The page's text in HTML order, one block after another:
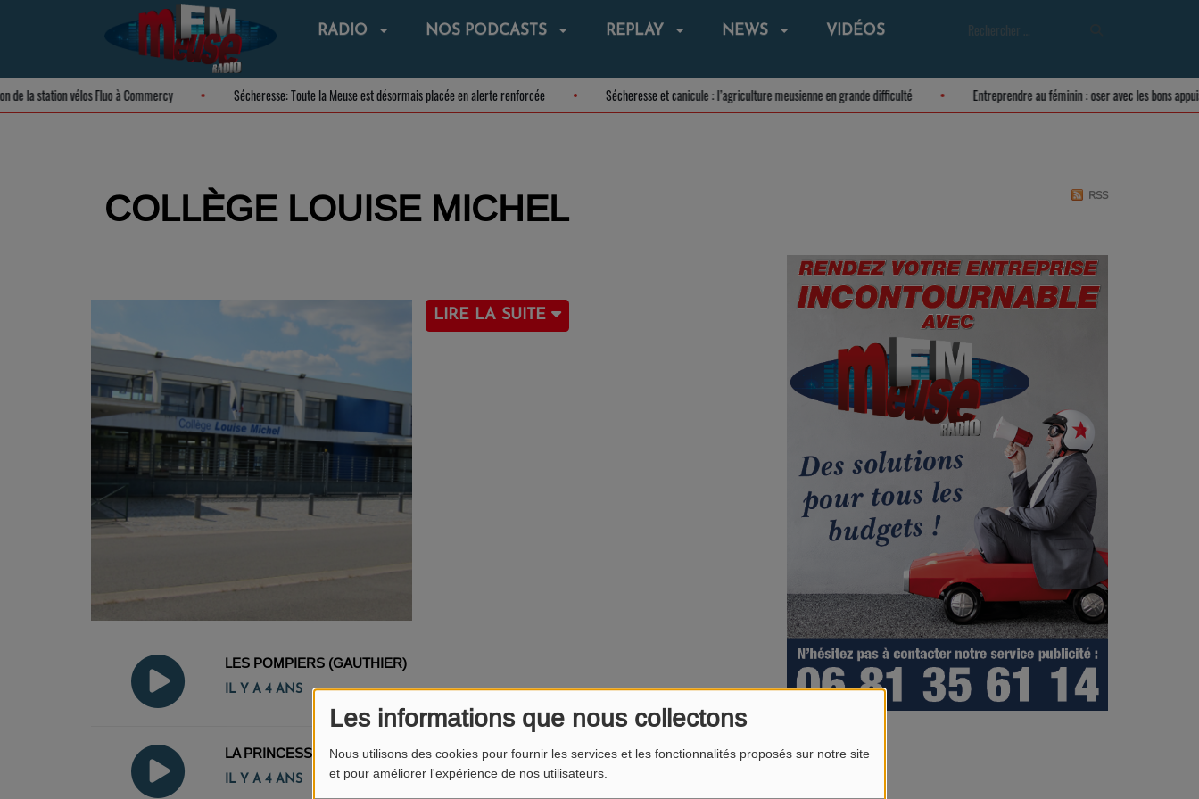
Les informations que nous collectons
Nous utilisons des cookies pour fournir les services et les fonctionnalités proposés sur notre site
et pour améliorer l'expérience de nos utilisateurs.
RADIO NOS PODCASTS REPLAY NEWS VIDÉOS
de la station vélos Fluo à Commercy Sécheresse: Toute la Meuse est désormais placée en alerte renforcée Sécheresse et canicule : l’agriculture meusienne en grande difficulté Entreprendre au féminin : oser avec les bons
COLLÈGE LOUISE MICHEL RSS
LIRE LA SUITE
LES POMPIERS (GAUTHIER)
IL Y A 4 ANS
LA PRINCESSE NOMONONOKÉ (JULIETTE)
IL Y A 4 ANS